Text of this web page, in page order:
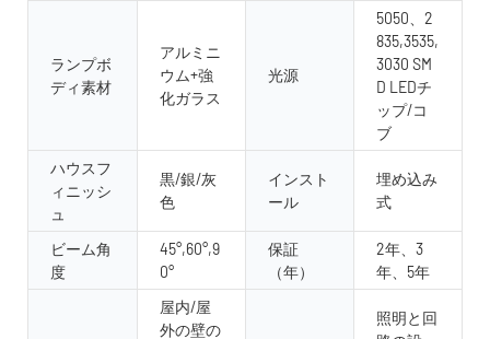
ランプボ
ディ素材
アルミニ
ウム+強
化ガラス
光源
5050、2
835,3535,
3030 SM
D LEDチ
ップ/コ
ブ
ハウスフ
ィニッシ
ュ
黒/銀/灰
色
インスト
ール
埋め込み
式
ビーム角
度
45°,60°,9
0°
保証
（年）
2年、3
年、5年
屋内/屋
外の壁の
照明と回